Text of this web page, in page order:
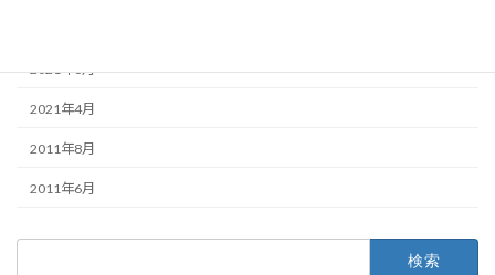
2021年6月
2021年4月
2011年8月
2011年6月